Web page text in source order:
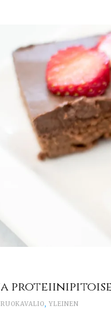
RUOKAVALIO, YLEINEN